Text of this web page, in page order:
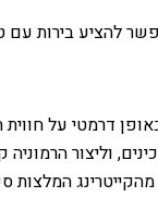
להציע בירות עם
דרמטי על
וליצור